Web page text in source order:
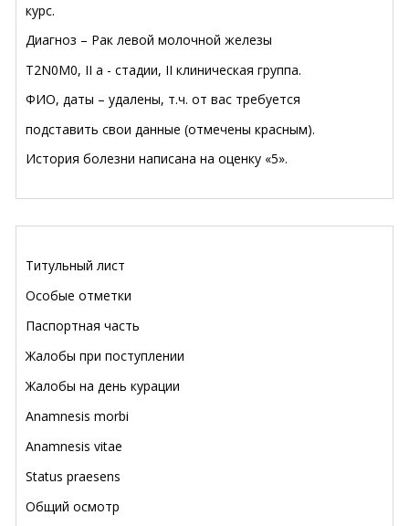
курс.
Диагноз – Рак левой молочной железы
T2N0M0, II а - стадии, II клиническая группа.
ФИО, даты – удалены, т.ч. от вас требуется
подставить свои данные (отмечены красным).
История болезни написана на оценку «5».
Титульный лист
Особые отметки
Паспортная часть
Жалобы при поступлении
Жалобы на день курации
Anamnesis morbi
Anamnesis vitae
Status praesens
Общий осмотр